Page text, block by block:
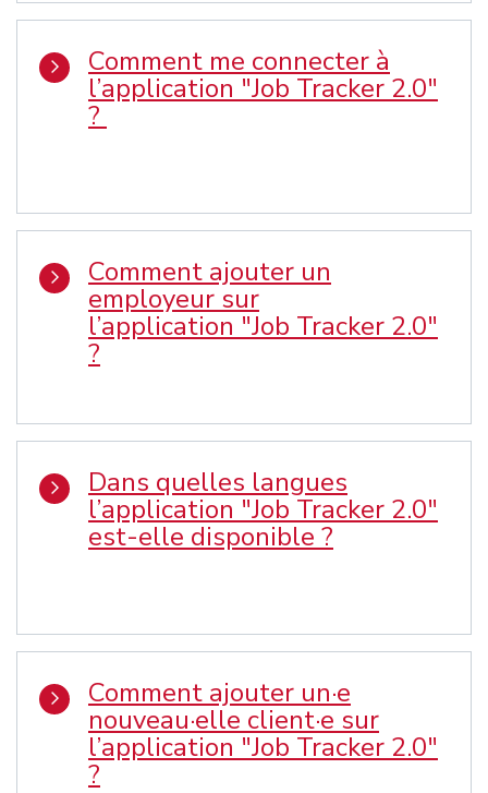
Comment me connecter à
l’application "Job Tracker 2.0"
?
Comment ajouter un
employeur sur
l’application "Job Tracker 2.0"
?
Dans quelles langues
l’application "Job Tracker 2.0"
est-elle disponible ?
Comment ajouter un·e
nouveau·elle client·e sur
l’application "Job Tracker 2.0"
?